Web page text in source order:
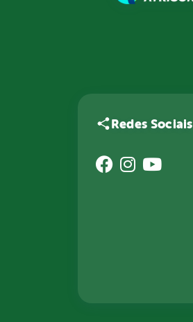
Redes Sociais